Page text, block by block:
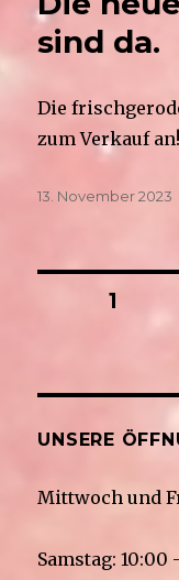
sind da.
Die
zum Verkauf an!
Veröffentlicht
13. November 2023
Beiträge
SEITE1
UNSERE
Mittwoch und
Samstag: 10:00